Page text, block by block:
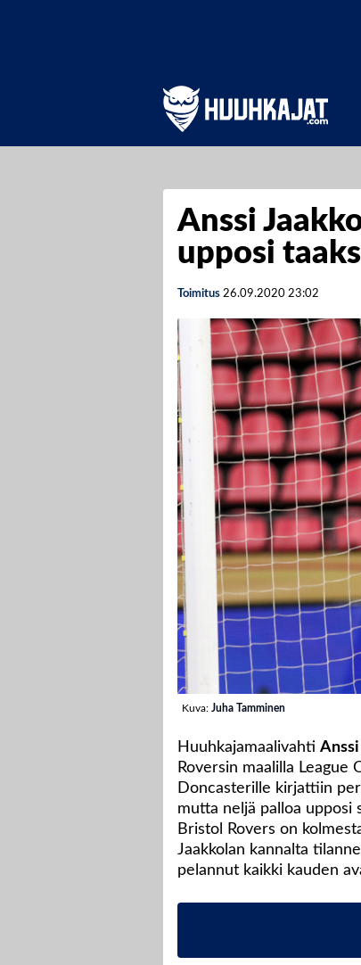
Anssi
upposi
Toimitus 26.09.2020 23:02
Kuva: Juha Tamminen
Huuhkajamaalivahti
Roversin maalilla League
Doncasterille kirjattiin
mutta neljä palloa upposi
Bristol Rovers on
Jaakkolan kannalta
pelannut kaikki kauden